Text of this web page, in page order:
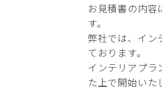
お見積書の内
す。
弊社では、イン
ております。
インテリアプラ
た上で開始いた